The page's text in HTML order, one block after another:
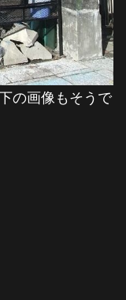
の画像もそうで